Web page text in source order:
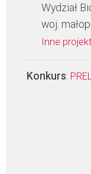
Wydział
woj.
Inne
Konkurs: